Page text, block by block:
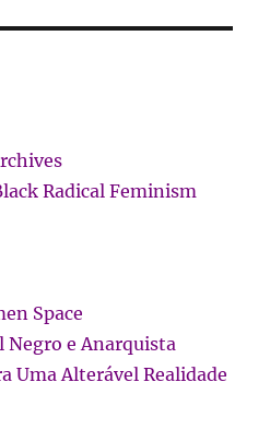
Radical Feminism
Space
Negro e Anarquista
Uma Alterável Realidade